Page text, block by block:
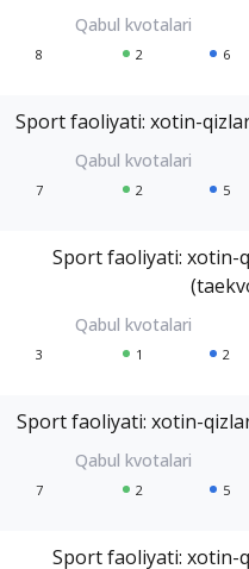
8 2 6
Sport faoliyati: xotin-
7 2 5
Sport faoliyati:
3 1 2
Sport faoliyati: xotin-
7 2 5
Sport faoliyati: